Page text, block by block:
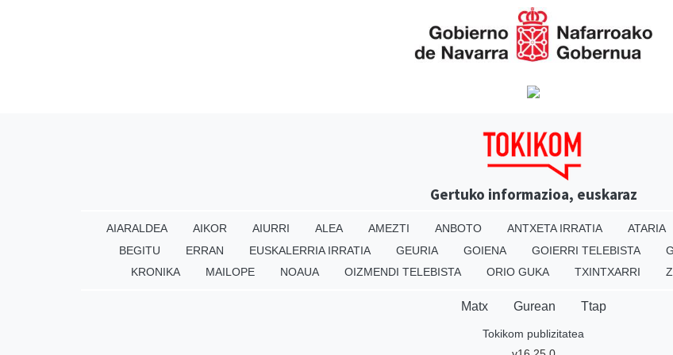
Gertuko informazioa, euskaraz
AIARALDEA AIKOR AIURRI ALEA AMEZTI ANBOTO ANTXETA IRRATIA ATARIA
BEGITU
ERRAN EUSKALERRIA IRRATIA GEURIA GOIENA GOIERRI TELEBISTA
KRONIKA
MAILOPE NOAUA OIZMENDI TELEBISTA ORIO GUKA TXINTXARRI
Matx Gurean Ttap
Tokikom publizitatea